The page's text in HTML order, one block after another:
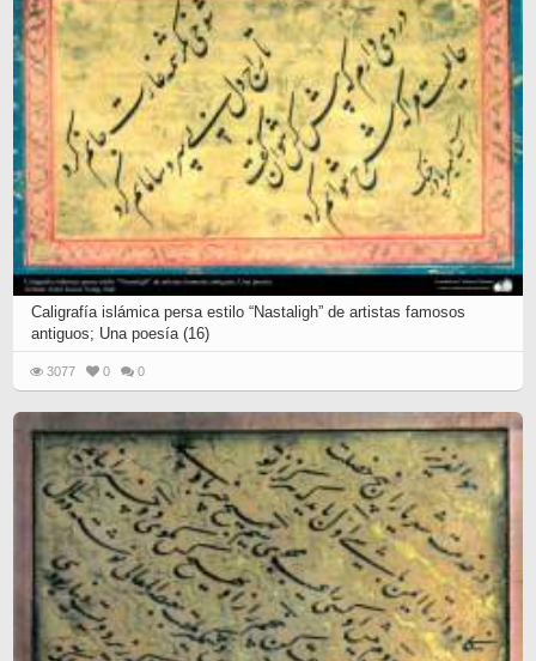
Caligrafía islámica persa estilo “Nastaligh” de artistas famosos
antiguos; Una poesía (16)
3077 0 0